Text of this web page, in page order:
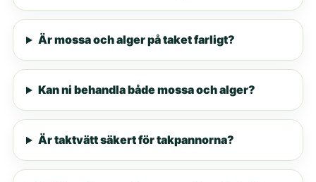
Är mossa och alger på taket farligt?
Kan ni behandla både mossa och alger?
Är taktvätt säkert för takpannorna?